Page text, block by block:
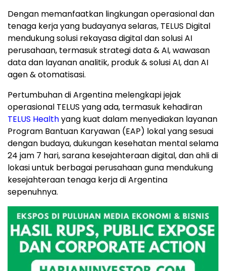
Dengan memanfaatkan lingkungan operasional dan
tenaga kerja yang budayanya selaras, TELUS Digital
mendukung solusi rekayasa digital dan solusi AI
perusahaan, termasuk strategi data & AI, wawasan
data dan layanan analitik, produk & solusi AI, dan AI
agen & otomatisasi.
Pertumbuhan di Argentina melengkapi jejak
operasional TELUS yang ada, termasuk kehadiran
TELUS Healthyang kuat dalam menyediakan layanan
Program Bantuan Karyawan (EAP) lokal yang sesuai
dengan budaya, dukungan kesehatan mental selama
24 jam 7 hari, sarana kesejahteraan digital, dan ahli di
lokasi untuk berbagai perusahaan guna mendukung
kesejahteraan tenaga kerja di Argentina
sepenuhnya.